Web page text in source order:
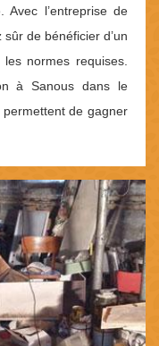
Avec l’entreprise de
de bénéficier d’un
normes requises.
à Sanous dans le
de gagner